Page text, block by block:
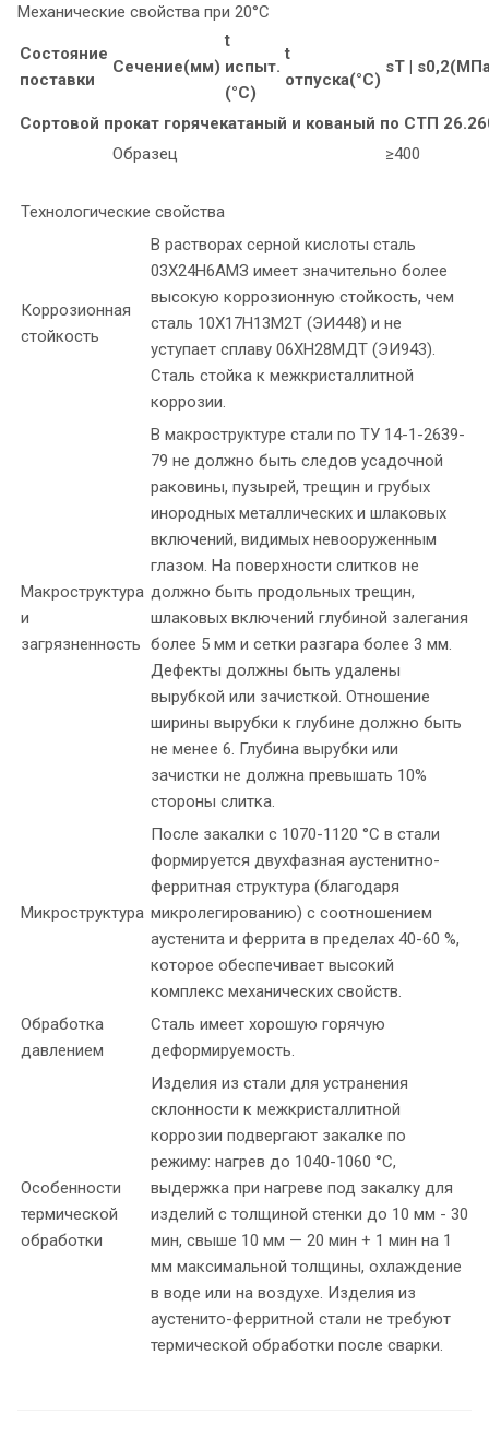
Механические свойства при 20°С
Состояние
поставки
Сечение(мм)
t
испыт.
(°C)
t
отпуска(°C)
sТ |
Сортовой прокат горячекатаный и кованый по СТП
Образец
≥400
Технологические свойства
Коррозионная
стойкость
В растворах серной кислоты сталь
03Х24Н6АМЗ имеет значительно более
высокую коррозионную стойкость, чем
сталь 10Х17Н13М2Т (ЭИ448) и не
уступает сплаву 06ХН28МДТ (ЭИ943).
Сталь стойка к межкристаллитной
коррозии.
Макроструктура
и
загрязненность
В макроструктуре стали по ТУ 14-1-2639-
79 не должно быть следов усадочной
раковины, пузырей, трещин и грубых
инородных металлических и шлаковых
включений, видимых невооруженным
глазом. На поверхности слитков не
должно быть продольных трещин,
шлаковых включений глубиной залегания
более 5 мм и сетки разгара более 3 мм.
Дефекты должны быть удалены
вырубкой или зачисткой. Отношение
ширины вырубки к глубине должно быть
не менее 6. Глубина вырубки или
зачистки не должна превышать 10%
стороны слитка.
Микроструктура
После закалки с 1070-1120 °С в стали
формируется двухфазная аустенитно-
ферритная структура (благодаря
микролегированию) с соотношением
аустенита и феррита в пределах 40-60 %,
которое обеспечивает высокий
комплекс механических свойств.
Обработка
давлением
Сталь имеет хорошую горячую
деформируемость.
Особенности
термической
обработки
Изделия из стали для устранения
склонности к межкристаллитной
коррозии подвергают закалке по
режиму: нагрев до 1040-1060 °С,
выдержка при нагреве под закалку для
изделий с толщиной стенки до 10 мм - 30
мин, свыше 10 мм — 20 мин + 1 мин на 1
мм максимальной толщины, охлаждение
в воде или на воздухе. Изделия из
аустенито-ферритной стали не требуют
термической обработки после сварки.